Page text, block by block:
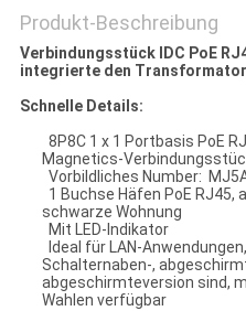
Produkt-Beschreibung
Verbindungsstück IDC PoE
integrierte den Transformator,
Schnelle Details:
8P8C 1 x 1 Portbasis PoE
Magnetics-
Vorbildliches Number:
1 Buchse Häfen PoE RJ45,
schwarze Wohnung
Mit LED-Indikator
Ideal für LAN-
Schalternaben-,
abgeschirmteversion sind,
Wahlen verfügbar